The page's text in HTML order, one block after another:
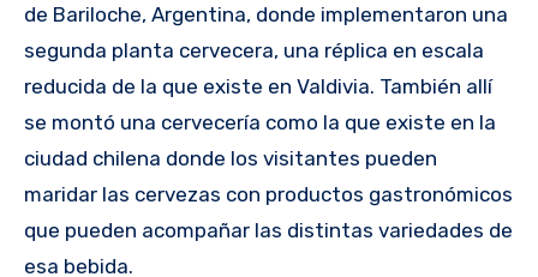
de Bariloche, Argentina, donde implementaron una
segunda planta cervecera, una réplica en escala
reducida de la que existe en Valdivia. También allí
se montó una cervecería como la que existe en la
ciudad chilena donde los visitantes pueden
maridar las cervezas con productos gastronómicos
que pueden acompañar las distintas variedades de
esa bebida.